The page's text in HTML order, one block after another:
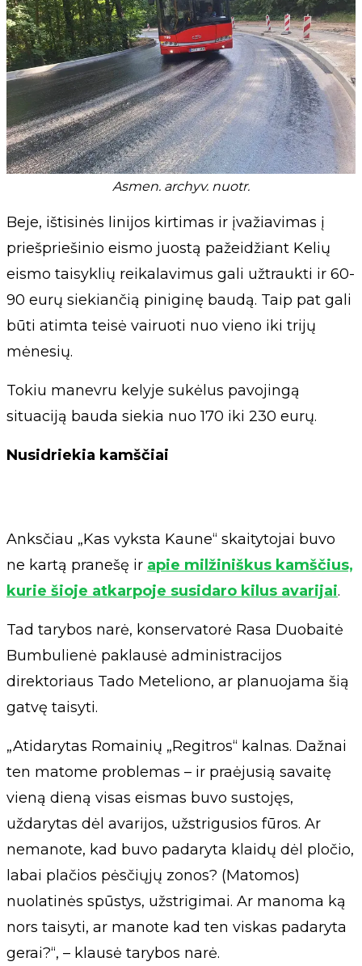
Asmen. archyv. nuotr.
Beje, ištisinės linijos kirtimas ir įvažiavimas į
priešpriešinio eismo juostą pažeidžiant Kelių
eismo taisyklių reikalavimus gali užtraukti ir 60-
90 eurų siekiančią piniginę baudą. Taip pat gali
būti atimta teisė vairuoti nuo vieno iki trijų
mėnesių.
Tokiu manevru kelyje sukėlus pavojingą
situaciją bauda siekia nuo 170 iki 230 eurų.
Nusidriekia kamščiai
Anksčiau „Kas vyksta Kaune“ skaitytojai buvo
ne kartą pranešę ir apie milžiniškus kamščius,
kurie šioje atkarpoje susidaro kilus avarijai.
Tad tarybos narė, konservatorė Rasa Duobaitė
Bumbulienė paklausė administracijos
direktoriaus Tado Meteliono, ar planuojama šią
gatvę taisyti.
„Atidarytas Romainių „Regitros“ kalnas. Dažnai
ten matome problemas – ir praėjusią savaitę
vieną dieną visas eismas buvo sustojęs,
uždarytas dėl avarijos, užstrigusios fūros. Ar
nemanote, kad buvo padaryta klaidų dėl pločio,
labai plačios pėsčiųjų zonos? (Matomos)
nuolatinės spūstys, užstrigimai. Ar manoma ką
nors taisyti, ar manote kad ten viskas padaryta
gerai?“, – klausė tarybos narė.